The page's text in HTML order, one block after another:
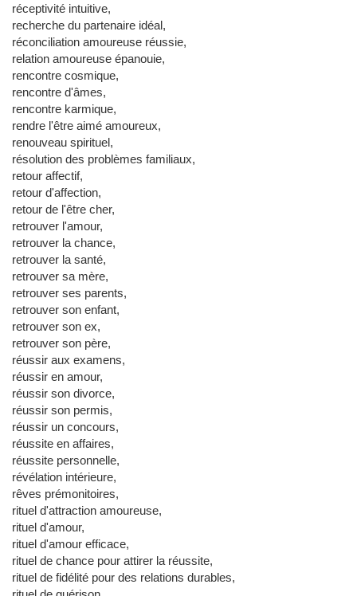
réceptivité intuitive,
recherche du partenaire idéal,
réconciliation amoureuse réussie,
relation amoureuse épanouie,
rencontre cosmique,
rencontre d'âmes,
rencontre karmique,
rendre l'être aimé amoureux,
renouveau spirituel,
résolution des problèmes familiaux,
retour affectif,
retour d'affection,
retour de l'être cher,
retrouver l'amour,
retrouver la chance,
retrouver la santé,
retrouver sa mère,
retrouver ses parents,
retrouver son enfant,
retrouver son ex,
retrouver son père,
réussir aux examens,
réussir en amour,
réussir son divorce,
réussir son permis,
réussir un concours,
réussite en affaires,
réussite personnelle,
révélation intérieure,
rêves prémonitoires,
rituel d'attraction amoureuse,
rituel d'amour,
rituel d'amour efficace,
rituel de chance pour attirer la réussite,
rituel de fidélité pour des relations durables,